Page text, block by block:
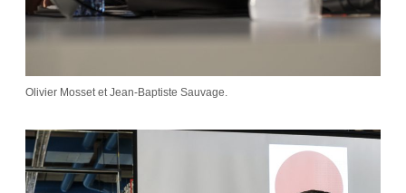
Olivier Mosset et Jean-Baptiste Sauvage.